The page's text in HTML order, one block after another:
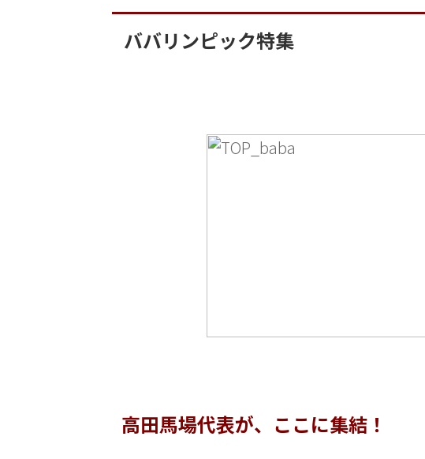
ババリンピック特集
高田馬場代表が、ここに集結！